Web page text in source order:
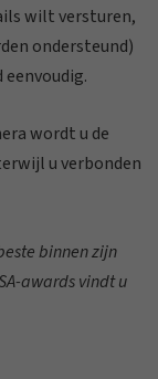
wilt versturen,
ondersteund)
wordt u de
u verbonden
binnen zijn
awards vindt u